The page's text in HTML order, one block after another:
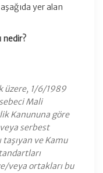
yer alan
nedir?
üzere, 1/6/1989
Mali
Kanununa göre
serbest
ve Kamu
veya ortakları bu